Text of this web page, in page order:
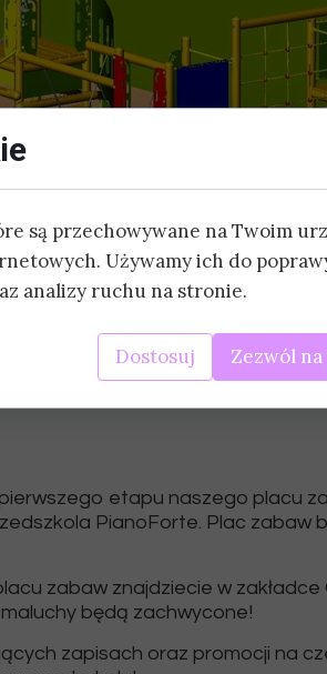
DODATKOWE:
ZAJĘCIA SPORTOWE
JOGA
ZAJĘCIA AKTORSKIE
BASEN
zabaw!
etapu naszego placu
PianoForte. Plac zabaw
zabaw znajdziecie w zakładce
będą zachwycone!
zapisach oraz promocji na
są przechowywane na Twoim
Używamy ich do
analizy ruchu na stronie.
Dostosuj Zezwól